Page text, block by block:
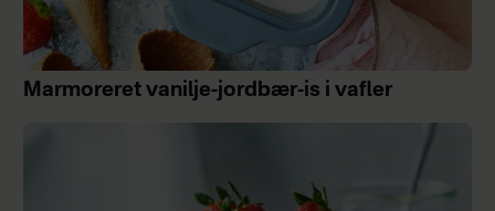
Marmoreret vanilje-jordbær-is i vafler